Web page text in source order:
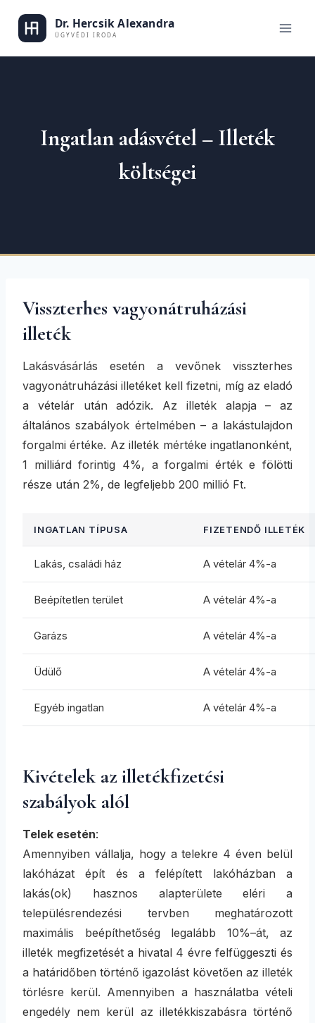
content
Dr.
Ingatlan adásvétel – Illeték
költségei
Visszterhes vagyonátruházási
illeték
Lakásvásárlás esetén a vevőnek visszterhes
vagyonátruházási illetéket kell fizetni, míg az eladó
a vételár után adózik. Az illeték alapja – az
általános szabályok értelmében – a lakástulajdon
forgalmi értéke. Az illeték mértéke ingatlanonként,
1 milliárd forintig 4%, a forgalmi érték e fölötti
része után 2%, de legfeljebb 200 millió Ft.
INGATLAN TÍPUSA FIZETENDŐ ILLETÉK
Lakás, családi ház A vételár 4%-a
Beépítetlen terület A vételár 4%-a
Garázs A vételár 4%-a
Üdülő A vételár 4%-a
Egyéb ingatlan A vételár 4%-a
Kivételek az illetékfizetési
szabályok alól
Telek esetén:
Amennyiben vállalja, hogy a telekre 4 éven belül
lakóházat épít és a felépített lakóházban a
lakás(ok) hasznos alapterülete eléri a
településrendezési tervben meghatározott
maximális beépíthetőség legalább 10%–át, az
illeték megfizetését a hivatal 4 évre felfüggeszti és
a határidőben történő igazolást követően az illeték
törlésre kerül. Amennyiben a használatba vételi
engedély nem kerül az illetékkiszabásra történő